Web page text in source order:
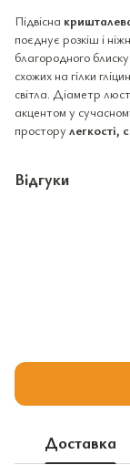
Підвісна
поєднує розкіш і
благородного
схожих на гілки
світла. Діаметр
акцентом у
простору легкості,
Відгуки
Доставка